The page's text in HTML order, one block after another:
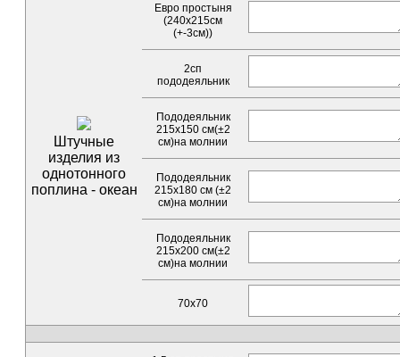
Штучные
изделия из
однотонного
поплина - океан
Евро простыня
(240х215см
(+-3см))
2сп
пододеяльник
Пододеяльник
215х150 см(±2
см)на молнии
Пододеяльник
215х180 см (±2
см)на молнии
Пододеяльник
215х200 см(±2
см)на молнии
70x70